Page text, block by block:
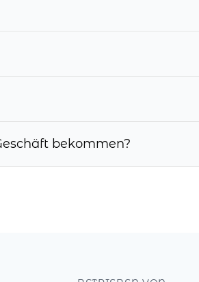
bekommen?